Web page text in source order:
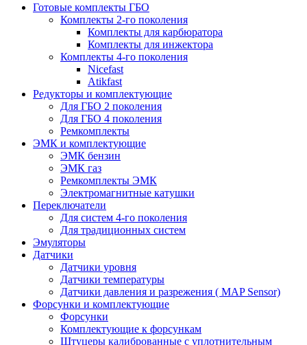
Готовые комплекты ГБО
Комплекты 2-го поколения
Комплекты для карбюратора
Комплекты для инжектора
Комплекты 4-го поколения
Nicefast
Atikfast
Редукторы и комплектующие
Для ГБО 2 поколения
Для ГБО 4 поколения
Ремкомплекты
ЭМК и комплектующие
ЭМК бензин
ЭМК газ
Ремкомплекты ЭМК
Электромагнитные катушки
Переключатели
Для систем 4-го поколения
Для традиционных систем
Эмуляторы
Датчики
Датчики уровня
Датчики температуры
Датчики давления и разрежения ( MAP Sensor)
Форсунки и комплектующие
Форсунки
Комплектующие к форсункам
Штуцеры калиброванные с уплотнительным